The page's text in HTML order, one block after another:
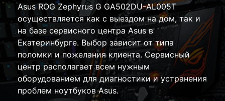
Asus ROG Zephyrus G GA502DU-AL005T
осуществляется как с выездом на дом, так и
на базе сервисного центра Asus в
Екатеринбурге. Выбор зависит от типа
поломки и пожелания клиента. Сервисный
центр располагает всем нужным
оборудованием для диагностики и устранения
проблем ноутбуков Asus.